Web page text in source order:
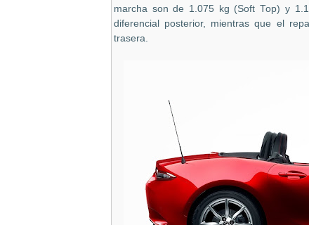
marcha son de 1.075 kg (Soft Top) y
diferencial posterior, mientras que el
trasera.